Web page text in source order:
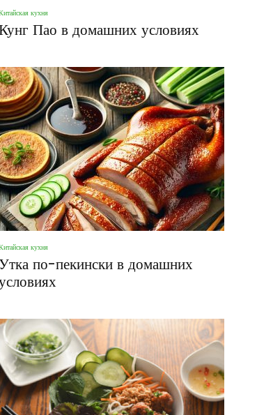
блюда
+
фото
кухня
Пао в домашних условиях
кухня
по-пекински в домашних